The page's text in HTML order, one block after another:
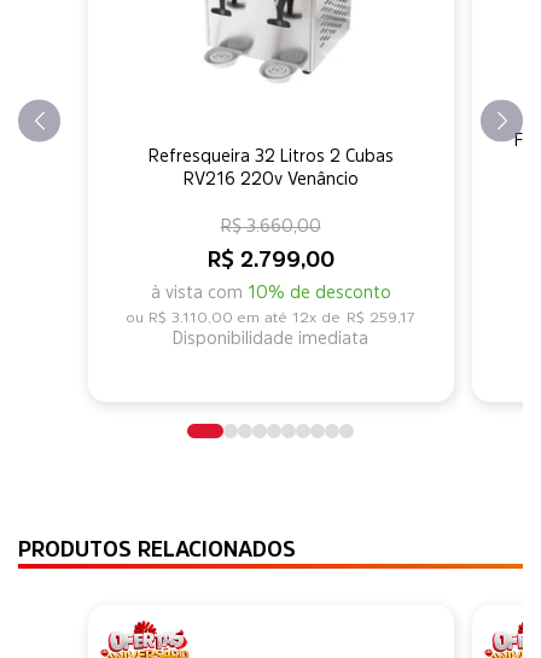
Refresqueira 32 Litros 2 Cubas
RV216 220v Venâncio
R$ 2.799,00
à vista com 10% de desconto
R$ 3.660,00
R$ 3.110,00 12x de R$ 259,17
Disponibilidade imediata
PRODUTOS RELACIONADOS